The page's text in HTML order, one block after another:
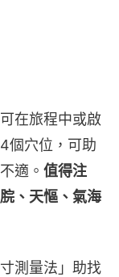
在旅程中或啟
個穴位，可助
適。 值得注
、天慪、氣海
測量法」助找